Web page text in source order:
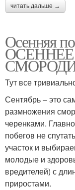
читать дальше →
Осенняя
Тут все
Сентябрь – это
размножения
черенками.
побегов не
участок и
молодые и
вредителей) с
приростами.